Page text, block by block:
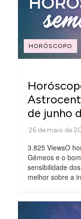
HORÓSCOPO
de junho
3.825 ViewsO
Gêmeos e o
sensibilidade
melhor sobre a